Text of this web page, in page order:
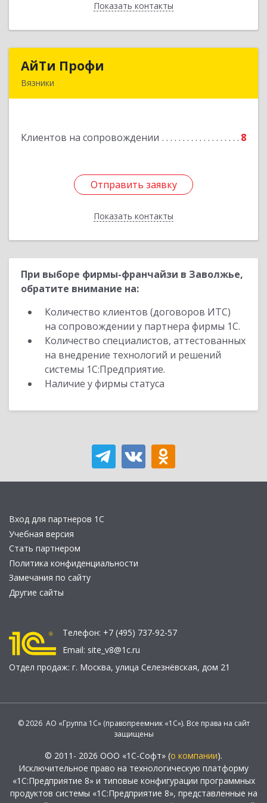
Показать контакты
Назад
АйТи Профи
Вязники
Клиентов на сопровождении 8
Отправить заявку
Показать контакты
Отправить заявку
Назад
При выборе фирмы-франчайзи в Заволжье,
обратите внимание на:
Количество клиентов (договоров ИТС)
на сопровождении у партнера фирмы 1С.
Количество специалистов, аттестованных
на внедрение технологий и решений
системы 1С:Предприятие.
Наличие у фирмы статуса
Вход для партнеров 1С
Учебная версия
Стать партнером
Политика конфиденциальности
Замечания по сайту
Другие сайты
Телефон: +7 (495) 737-92-57
Email: site_v8@1c.ru
Отдел продаж: г. Москва, улица Селезнёвская, дом 21
© 2026 АО «Группа 1С» (правопреемник «1С»). Все права на сайт
защищены
© 2011- 2026 ООО «1С-Софт» (о компании).
Исключительное право на технологическую платформу
«1С:Предприятие 8» и типовые конфигурации программных
продуктов системы «1С:Предприятие 8», представленные на